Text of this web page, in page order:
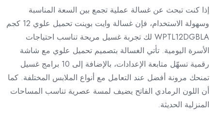
إذا كنت تبحث عن غسالة عملية تجمع بين السعة المناسبة
وسهولة الاستخدام، فإن غسالة وايت بوينت تحميل علوي 12 كجم
WPTL12DGBLA لك تجربة غسيل مريحة تناسب احتياجات
الأسرة اليومية. تأتي الغسالة بتصميم تحميل علوي مع شاشة
رقمية تسهّل متابعة الإعدادات، بالإضافة إلى 10 برامج غسيل
تمنحك مرونة أفضل عند التعامل مع أنواع الملابس المختلفة. كما
أن اللون الرمادي الفاتح يضيف لمسة عصرية تناسب المساحات
المنزلية الحديثة.